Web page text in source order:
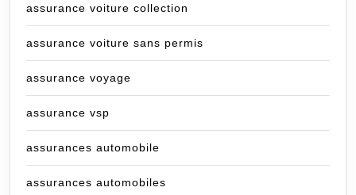
assurance voiture collection
assurance voiture sans permis
assurance voyage
assurance vsp
assurances automobile
assurances automobiles